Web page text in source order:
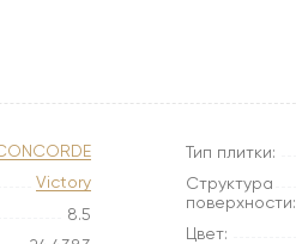
Victory
8.5
Тип плитки:
Структура
поверхности:
Цвет: